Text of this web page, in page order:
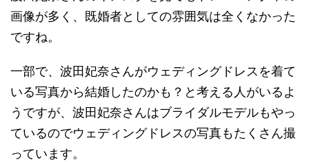
画像が多く、既婚者としての雰囲気は全くなかった
ですね。
一部で、波田妃奈さんがウェディングドレスを着て
いる写真から結婚したのかも？と考える人がいるよ
うですが、波田妃奈さんはブライダルモデルもやっ
ているのでウェディングドレスの写真もたくさん撮
っています。